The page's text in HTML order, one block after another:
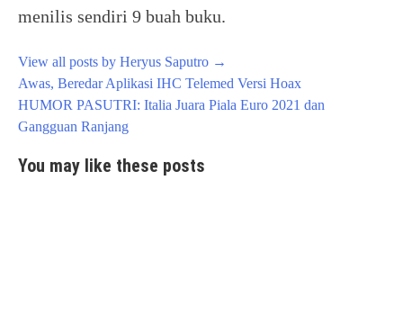
menilis sendiri 9 buah buku.
View all posts by Heryus Saputro →
Post
navigation
Awas, Beredar Aplikasi IHC Telemed Versi Hoax
HUMOR PASUTRI: Italia Juara Piala Euro 2021 dan
Gangguan Ranjang
You may like these posts